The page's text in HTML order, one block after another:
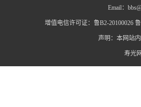
Email：
增值电信许可证：鲁B2-20100026
声明：本网站
寿光